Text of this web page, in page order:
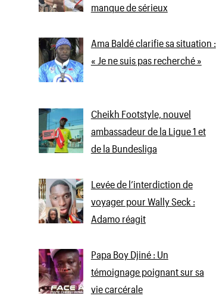
manque de sérieux
Ama Baldé clarifie sa situation :
« Je ne suis pas recherché »
Cheikh Footstyle, nouvel
ambassadeur de la Ligue 1 et
de la Bundesliga
Levée de l’interdiction de
voyager pour Wally Seck :
Adamo réagit
Papa Boy Djiné : Un
témoignage poignant sur sa
vie carcérale